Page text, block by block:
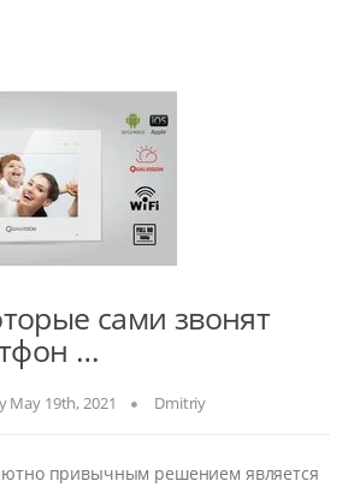
сами звонят
…
May 19th, 2021 Dmitriy
привычным решением является